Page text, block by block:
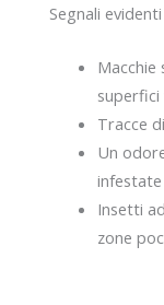
Segnali
Macchie
superfici
Tracce
Un
infestate
Insetti
zone